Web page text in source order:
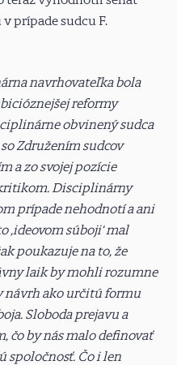
prípade sudcu F.
navrhovateľka bola
reformy
obvinený sudca
Združením sudcov
a zo svojej pozície
Disciplinárny
prípade nehodnotí a ani
súboji‘ mal
poukazuje na to, že
laik by mohli rozumne
návrh ako určitú formu
Sloboda prejavu a
čo by nás malo definovať
spoločnosť. Čo i len